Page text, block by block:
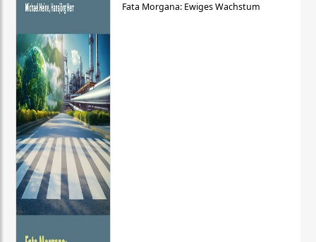
Fata Morgana: Ewiges Wachstum